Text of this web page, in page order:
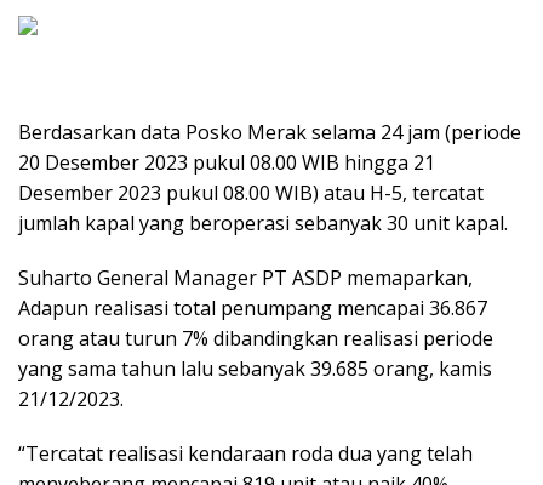
Berdasarkan data Posko Merak selama 24 jam (periode
20 Desember 2023 pukul 08.00 WIB hingga 21
Desember 2023 pukul 08.00 WIB) atau H-5, tercatat
jumlah kapal yang beroperasi sebanyak 30 unit kapal.
Suharto General Manager PT ASDP memaparkan,
Adapun realisasi total penumpang mencapai 36.867
orang atau turun 7% dibandingkan realisasi periode
yang sama tahun lalu sebanyak 39.685 orang, kamis
21/12/2023.
“Tercatat realisasi kendaraan roda dua yang telah